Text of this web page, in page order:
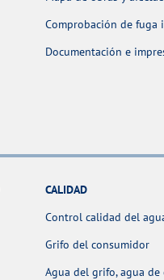
Comprobación de fuga
Documentación e
CALIDAD
Control calidad del
Grifo del consumidor
Agua del grifo, agua de